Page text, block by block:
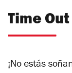
Time
¡No estás